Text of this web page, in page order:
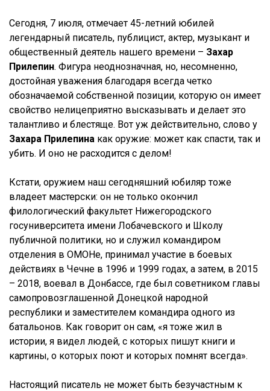
Сегодня, 7 июля, отмечает 45-летний юбилей
легендарный писатель, публицист, актер, музыкант и
общественный деятель нашего времени – Захар
Прилепин. Фигура неоднозначная, но, несомненно,
достойная уважения благодаря всегда четко
обозначаемой собственной позиции, которую он имеет
свойство нелицеприятно высказывать и делает это
талантливо и блестяще. Вот уж действительно, слово у
Захара Прилепина как оружие: может как спасти, так и
убить. И оно не расходится с делом!
Кстати, оружием наш сегодняшний юбиляр тоже
владеет мастерски: он не только окончил
филологический факультет Нижегородского
госуниверситета имени Лобачевского и Школу
публичной политики, но и служил командиром
отделения в ОМОНе, принимал участие в боевых
действиях в Чечне в 1996 и 1999 годах, а затем, в 2015
– 2018, воевал в Донбассе, где был советником главы
самопровозглашенной Донецкой народной
республики и заместителем командира одного из
батальонов. Как говорит он сам, «я тоже жил в
истории, я видел людей, с которых пишут книги и
картины, о которых поют и которых помнят всегда».
Настоящий писатель не может быть безучастным к